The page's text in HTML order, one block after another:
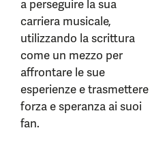
a perseguire la sua
carriera musicale,
utilizzando la scrittura
come un mezzo per
affrontare le sue
esperienze e trasmettere
forza e speranza ai suoi
fan.